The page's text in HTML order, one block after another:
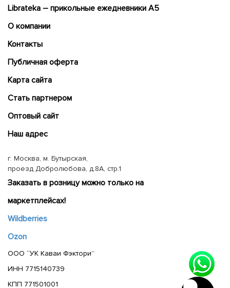
Librateka – прикольные ежедневники А5
О компании
Контакты
Публичная оферта
Карта сайта
Cтать партнером
Оптовый сайт
Наш адрес
г. Москва, м. Бутырская,
проезд Добролюбова, д.8А, стр.1
Заказать в розницу можно только на
маркетплейсах!
Wildberries
Ozon
ООО “УК Каваи Фэктори”
ИНН 7715140739
КПП 771501001